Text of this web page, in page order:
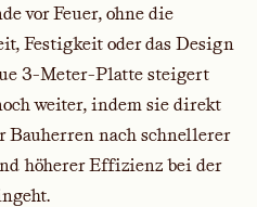
vor Feuer, ohne die
Festigkeit oder das Design
3-Meter-Platte steigert
weiter, indem sie direkt
nach schnellerer
höherer Effizienz bei der